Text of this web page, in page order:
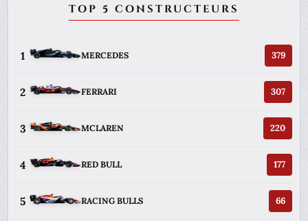
TOP 5 CONSTRUCTEURS
1 MERCEDES 379
2 FERRARI 307
3 MCLAREN 220
4 RED BULL 177
5 RACING BULLS 66